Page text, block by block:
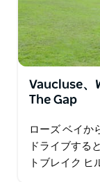
Vaucluse、
The Gap
ローズ ベイか
ドライブする
トブレイク